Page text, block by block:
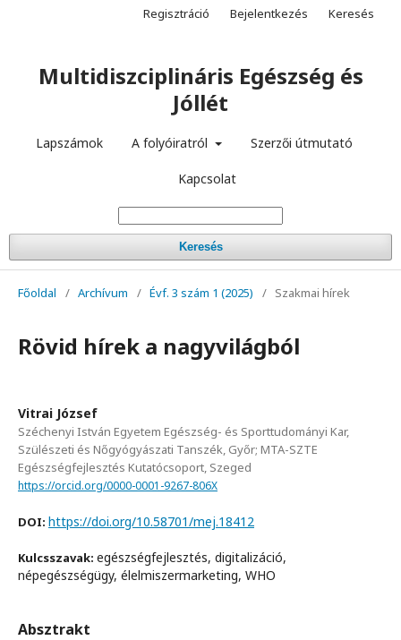
Multidiszciplináris Egészség és
Jóllét
Lapszámok A folyóiratról Szerzői útmutató
Kapcsolat
Keresés
Regisztráció Bejelentkezés Keresés
Főoldal / Archívum / Évf. 3 szám 1 (2025) / Szakmai hírek
Rövid hírek a nagyvilágból
Vitrai József
Széchenyi István Egyetem Egészség- és Sporttudományi Kar,
Szülészeti és Nőgyógyászati Tanszék, Győr; MTA-SZTE
Egészségfejlesztés Kutatócsoport, Szeged
https://orcid.org/0000-0001-9267-806X
DOI: https://doi.org/10.58701/mej.18412
Kulcsszavak: egészségfejlesztés, digitalizáció,
népegészségügy, élelmiszermarketing, WHO
Absztrakt